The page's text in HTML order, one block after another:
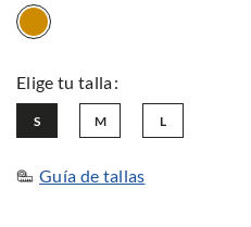
L
M
S
Guía de tallas